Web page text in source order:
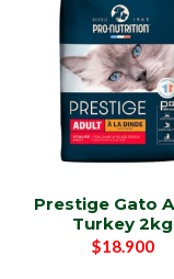
Prestige Gato
Turkey 2kg
$18.900